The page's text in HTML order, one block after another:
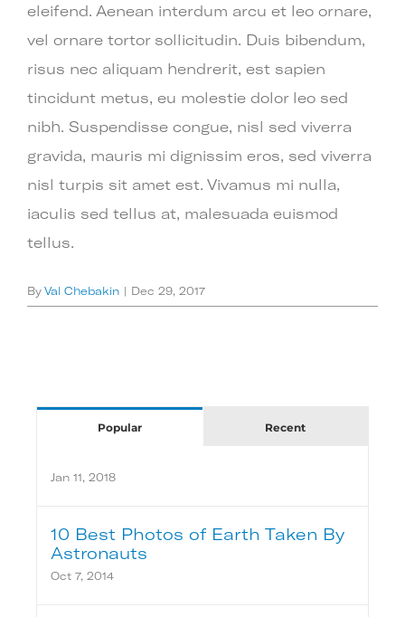
eleifend. Aenean interdum arcu et leo ornare,
vel ornare tortor sollicitudin. Duis bibendum,
risus nec aliquam hendrerit, est sapien
tincidunt metus, eu molestie dolor leo sed
nibh. Suspendisse congue, nisl sed viverra
gravida, mauris mi dignissim eros, sed viverra
nisl turpis sit amet est. Vivamus mi nulla,
iaculis sed tellus at, malesuada euismod
tellus.
By Val Chebakin | Dec 29, 2017
Popular Recent
Jan 11, 2018
10 Best Photos of Earth Taken By
Astronauts
Oct 7, 2014